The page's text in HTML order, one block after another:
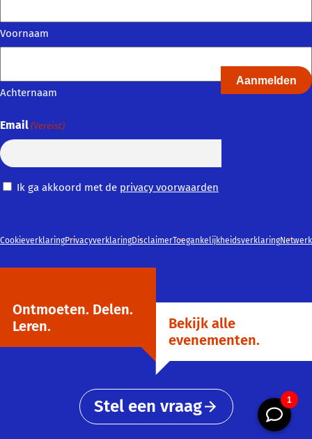
Voornaam
Achternaam
Email (Vereist)
PrivacyIk ga akkoord met de privacy voorwaarden
CookieverklaringPrivacyverklaringDisclaimerToegankelijkheidsverklaringNetwerk
Ontmoeten. Delen.
Leren.
Bekijk alle
evenementen.
Stel een vraag